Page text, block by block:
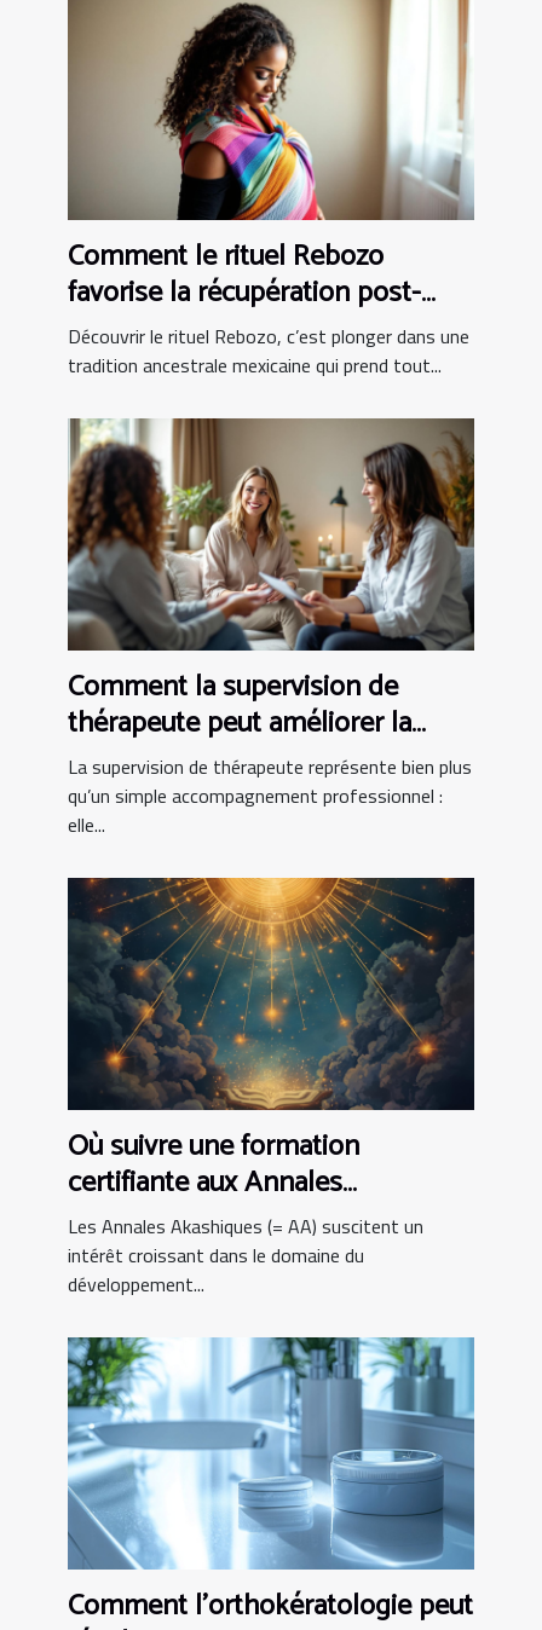
Comment le rituel Rebozo
favorise la récupération post-
partum ?
Découvrir le rituel Rebozo, c’est plonger dans une
tradition ancestrale mexicaine qui prend tout...
Comment la supervision de
thérapeute peut améliorer la
pratique clinique
La supervision de thérapeute représente bien plus
qu’un simple accompagnement professionnel :
elle...
Où suivre une formation
certifiante aux Annales
Akashiques ?
Les Annales Akashiques (= AA) suscitent un
intérêt croissant dans le domaine du
développement...
Comment l'orthokératologie peut